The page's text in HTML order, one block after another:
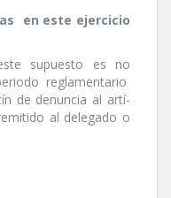
en este ejercicio
supuesto es no
reglamentario
de denuncia al artí­
al delegado o